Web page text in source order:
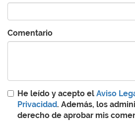
Comentario
He leído y acepto el Aviso
Privacidad. Además, los
derecho de aprobar mis